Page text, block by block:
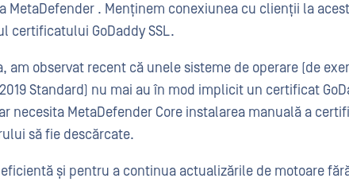
MetaDefender . Menținem conexiunea cu clienții la
certificatului GoDaddy SSL.
am observat recent că unele sisteme de operare (de
Standard) nu mai au în mod implicit un certificat
necesita MetaDefender Core instalarea manuală a
să fie descărcate.
și pentru a continua actualizările de motoare